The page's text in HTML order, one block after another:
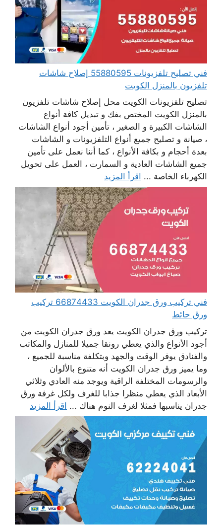
فني تصليح تلفزيونات 55880595 إصلاح شاشات
تلفزيون بالمنزل الكويت
تصليح تلفزيونات الكويت محل إصلاح شاشات تلفزيون
بالمنزل الكويت المختص بفك و تبديل كافة أنواع
الشاشات الكبيرة و الصغير ، تأمين أجود أنواع الشاشات
، صيانة و تصليح جميع أنواع التلفزيونات و الشاشات
بعدة أحجام و بكافة الأنواع ، كما أننا نعمل على تأمين
جميع الشاشات العادية و السمارت ، العمل على تحويل
الكهرباء الخاصة ... اقرأ المزيد
فني تركيب ورق جدران الكويت 66874433 تركيب
ورق حائط
تركيب ورق جدران الكويت يعد ورق جدران الكويت من
أجود الأنواع والذي يعطي رونقا جميلا للمنازل والمكاتب
والفنادق يوفر الوقت والجهد وبتكلفة مناسبة للجميع ،
وما يميز ورق جدران الكويت أنه متنوع بالألوان
والرسومات المختلفة الراقية ويوجد منه العادي وثلاثي
الأبعاد الذي يعطي منظرا جذابا للغرف ولكل غرفة ورق
جدران يناسبها فمثلا لغرف النوم هناك ... اقرأ المزيد